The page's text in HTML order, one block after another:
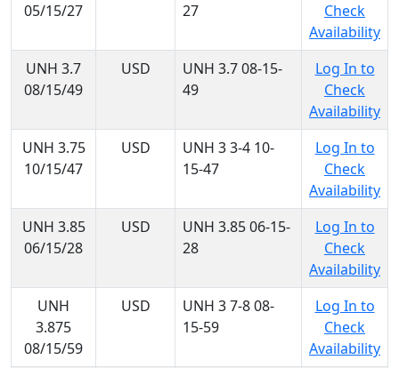
05/15/27
27
Check
Availability
UNH 3.7
08/15/49
USD
UNH 3.7 08-15-
49
Log In to
Check
Availability
UNH 3.75
10/15/47
USD
UNH 3 3-4 10-
15-47
Log In to
Check
Availability
UNH 3.85
06/15/28
USD
UNH 3.85 06-15-
28
Log In to
Check
Availability
UNH
3.875
08/15/59
USD
UNH 3 7-8 08-
15-59
Log In to
Check
Availability